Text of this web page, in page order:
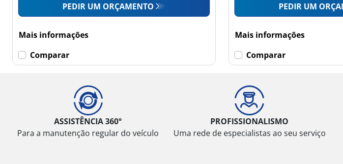
PEDIR UM ORÇAMENTO
Mais informações
Comparar
PEDIR UM
Mais informações
Comparar
ASSISTÊNCIA 360°
Para a manutenção regular do veículo
PROFISSIONALISMO
Uma rede de especialistas ao seu serviço